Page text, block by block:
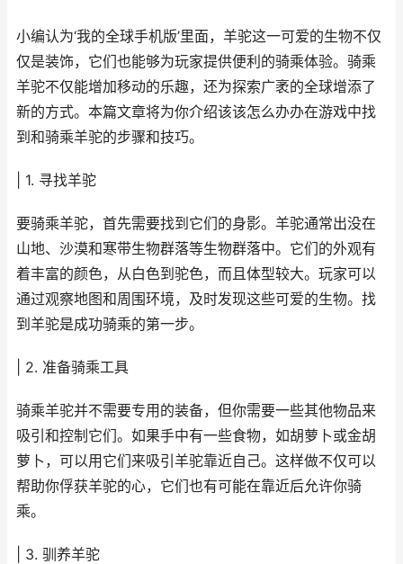
小编认为‘我的全球手机版’里面，羊驼这一可爱的生物不仅
仅是装饰，它们也能够为玩家提供便利的骑乘体验。骑乘
羊驼不仅能增加移动的乐趣，还为探索广袤的全球增添了
新的方式。本篇文章将为你介绍该该怎么办办在游戏中找
到和骑乘羊驼的步骤和技巧。
| 1. 寻找羊驼
要骑乘羊驼，首先需要找到它们的身影。羊驼通常出没在
山地、沙漠和寒带生物群落等生物群落中。它们的外观有
着丰富的颜色，从白色到驼色，而且体型较大。玩家可以
通过观察地图和周围环境，及时发现这些可爱的生物。找
到羊驼是成功骑乘的第一步。
| 2. 准备骑乘工具
骑乘羊驼并不需要专用的装备，但你需要一些其他物品来
吸引和控制它们。如果手中有一些食物，如胡萝卜或金胡
萝卜，可以用它们来吸引羊驼靠近自己。这样做不仅可以
帮助你俘获羊驼的心，它们也有可能在靠近后允许你骑
乘。
| 3. 驯养羊驼